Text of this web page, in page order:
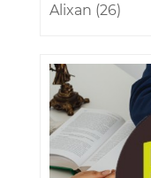
Alixan (26)